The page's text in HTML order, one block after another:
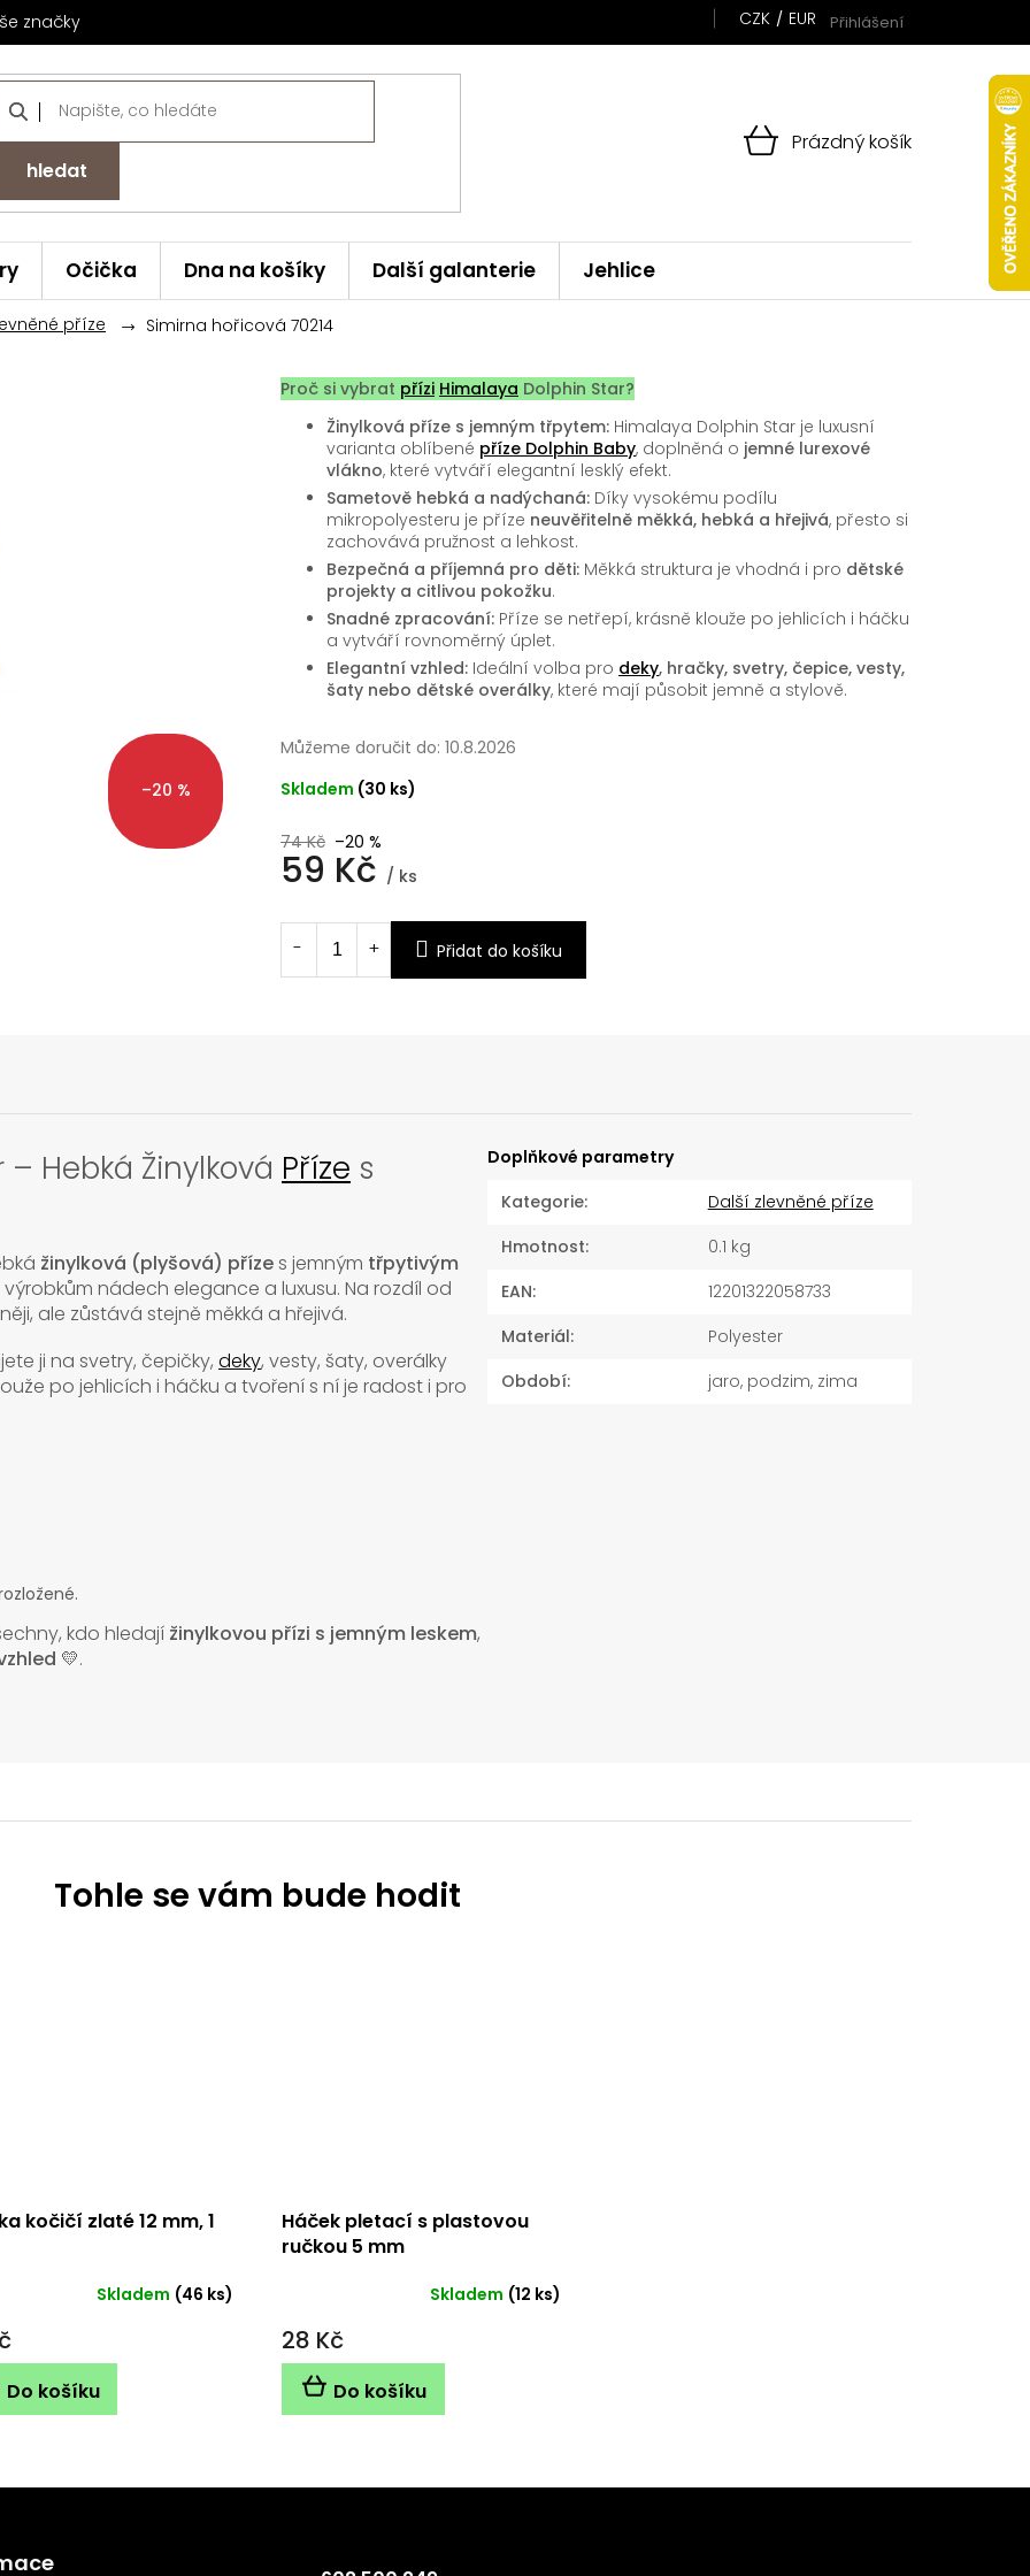
značky CZK EUR Přihlášení
hledat
NÁKUPNÍ
Prázdný košík
Očička Dna na košíky Další galanterie Jehlice
příze Simirna hořicová 70214
–20 %
74 Kč –20 %
59 Kč / ks
cena:
Skladem (30 ks)
Můžeme doručit do: 10.8.2026
Přidat do košíku
Proč si vybrat přízi Himalaya Dolphin Star?
Žinylková příze s jemným třpytem: Himalaya Dolphin Star je luxusní
varianta oblíbené příze Dolphin Baby, doplněná o jemné lurexové
vlákno, které vytváří elegantní lesklý efekt.
Sametově hebká a nadýchaná: Díky vysokému podílu
mikropolyesteru je příze neuvěřitelně měkká, hebká a hřejivá, přesto si
zachovává pružnost a lehkost.
Bezpečná a příjemná pro děti: Měkká struktura je vhodná i pro dětské
projekty a citlivou pokožku.
Snadné zpracování: Příze se netřepí, krásně klouže po jehlicích i háčku
a vytváří rovnoměrný úplet.
Elegantní vzhled: Ideální volba pro deky, hračky, svetry, čepice, vesty,
šaty nebo dětské overálky, které mají působit jemně a stylově.
kočičí zlaté 12 mm, 1
Skladem (46 ks)
Do košíku
Háček pletací s plastovou
ručkou 5 mm
produktu
je
5,0
Skladem (12 ks)
28 Kč
Do košíku
– Hebká Žinylková Příze s
žinylková (plyšová) přízes jemným třpytivým
nádech elegance a luxusu. Na rozdíl od
ale zůstává stejně měkká a hřejivá.
ji na svetry, čepičky, deky, vesty, šaty, overálky
po jehlicích i háčku a tvoření s ní je radost i pro
kdo hledají žinylkovou přízi s jemným leskem,
💛.
Doplňkové parametry
Kategorie:
Další zlevněné příze
Hmotnost:
0.1 kg
EAN:
12201322058733
Materiál:
Polyester
Období: jaro, podzim, zima